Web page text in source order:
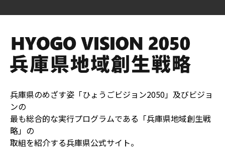
兵庫県のめざす姿「ひょうごビジョン2050」及びビジョ
ンの
最も総合的な実行プログラムである「兵庫県地域創生戦
略」の
取組を紹介する兵庫県公式サイト。